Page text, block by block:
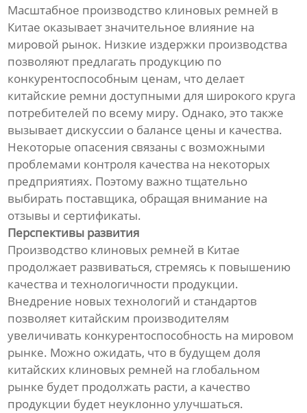
Масштабное производство клиновых ремней в
Китае оказывает значительное влияние на
мировой рынок. Низкие издержки производства
позволяют предлагать продукцию по
конкурентоспособным ценам, что делает
китайские ремни доступными для широкого круга
потребителей по всему миру. Однако, это также
вызывает дискуссии о балансе цены и качества.
Некоторые опасения связаны с возможными
проблемами контроля качества на некоторых
предприятиях. Поэтому важно тщательно
выбирать поставщика, обращая внимание на
отзывы и сертификаты.
Перспективы развития
Производство клиновых ремней в Китае
продолжает развиваться, стремясь к повышению
качества и технологичности продукции.
Внедрение новых технологий и стандартов
позволяет китайским производителям
увеличивать конкурентоспособность на мировом
рынке. Можно ожидать, что в будущем доля
китайских клиновых ремней на глобальном
рынке будет продолжать расти, а качество
продукции будет неуклонно улучшаться.